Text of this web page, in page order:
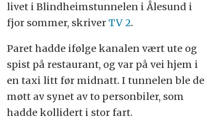
livet i Blindheimstunnelen i Ålesund i
fjor sommer, skriver TV 2.
Paret hadde ifølge kanalen vært ute og
spist på restaurant, og var på vei hjem i
en taxi litt før midnatt. I tunnelen ble de
møtt av synet av to personbiler, som
hadde kollidert i stor fart.